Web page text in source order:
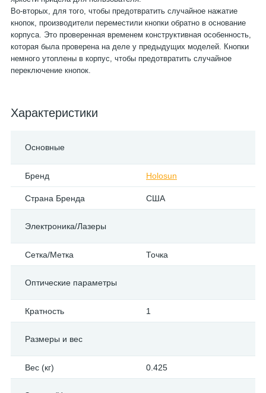
Во-вторых, для того, чтобы предотвратить случайное нажатие
кнопок, производители переместили кнопки обратно в основание
корпуса. Это проверенная временем конструктивная особенность,
которая была проверена на деле у предыдущих моделей. Кнопки
немного утоплены в корпус, чтобы предотвратить случайное
переключение кнопок.
Характеристики
Основные
Бренд Holosun
Страна Бренда США
Электроника/Лазеры
Сетка/Метка Точка
Оптические параметры
Кратность 1
Размеры и вес
Вес (кг) 0.425